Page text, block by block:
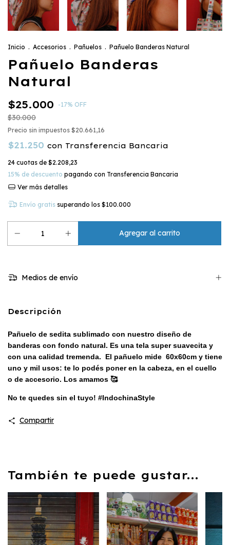
Inicio . Accesorios . Pañuelos . Pañuelo Banderas Natural
Pañuelo Banderas
Natural
$25.000 -17% OFF
$30.000
Precio sin impuestos $20.661,16
$21.250 con Transferencia Bancaria
24 cuotas de $2.208,23
15% de descuento pagando con Transferencia Bancaria
Ver más detalles
Envío gratis superando los $100.000
Medios de envío
Descripción
Pañuelo de sedita sublimado con nuestro diseño de
banderas con fondo natural. Es una tela super suavecita y
con una calidad tremenda. El pañuelo mide 60x60cm y tiene
uno y mil usos: te lo podés poner en la cabeza, en el cuello
o de accesorio. Los amamos 🥰
No te quedes sin el tuyo! #IndochinaStyle
Compartir
También te puede gustar...